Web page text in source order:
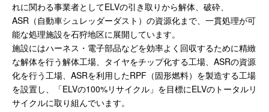
れに関わる事業者としてELVの引き取りから解体、破砕、
ASR（自動車シュレッダーダスト）の資源化まで、一貫処理が可
能な処理施設を石狩地区に展開しています。
施設にはハーネス・電子部品などを効率よく回収するために精緻
な解体を行う解体工場、タイヤをチップ化する工場、ASRの資源
化を行う工場、ASRを利用したRPF（固形燃料）を製造する工場
を設置し、「ELVの100%リサイクル」を目標にELVのトータルリ
サイクルに取り組んでいます。